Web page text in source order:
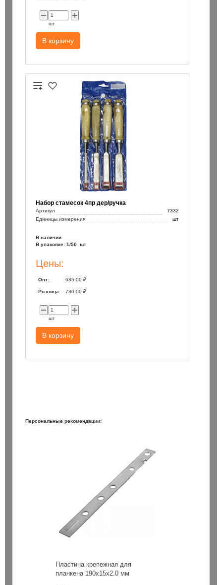
шт
В корзину
Набор стамесок 4пр дер/ручка
Артикул
7332
Единицы измерения
шт
В наличии
В упаковке: 1/50 шт
Цены:
Опт: 635.00 ₽
Розница: 730.00 ₽
шт
В корзину
Персональные рекомендации:
Пластина крепежная для
планкена 190х15х2.0 мм